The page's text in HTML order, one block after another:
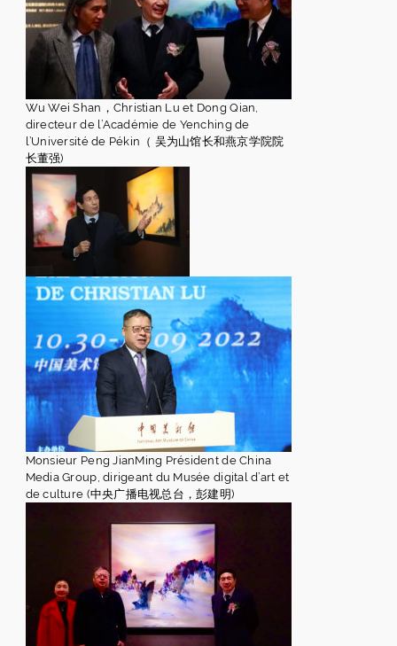
Wu Wei Shan，Christian Lu et Dong Qian,
directeur de l’Académie de Yenching de
l’Université de Pékin（ 吴为山馆长和燕京学院院
长董强)
Monsieur Peng JianMing Président de China
Media Group, dirigeant du Musée digital d’art et
de culture (中央广播电视总台，彭建明)